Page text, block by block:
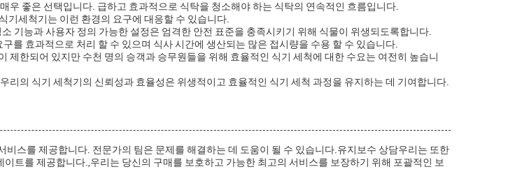
우 좋은 선택입니다. 급하고 효과적으로 식탁을 청소해야 하는 식탁의 연속적인 흐름입니다.
기세척기는 이런 환경의 요구에 대응할 수 있습니다.
기능과 사용자 정의 가능한 설정은 엄격한 안전 표준을 충족시키기 위해 식물이 위생되도록합니다.
를 효과적으로 처리 할 수 있으며 식사 시간에 생산되는 많은 접시량을 수용 할 수 있습니다.
제한되어 있지만 수천 명의 승객과 승무원들을 위해 효율적인 식기 세척에 대한 수요는 여전히 높습니
리의 식기 세척기의 신뢰성과 효율성은 위생적이고 효율적인 식기 세척 과정을 유지하는 데 기여합니다.
스를 제공합니다. 전문가의 팀은 문제를 해결하는 데 도움이 될 수 있습니다.유지보수 상담우리는 또한
트를 제공합니다.,우리는 당신의 구매를 보호하고 가능한 최고의 서비스를 보장하기 위해 포괄적인 보